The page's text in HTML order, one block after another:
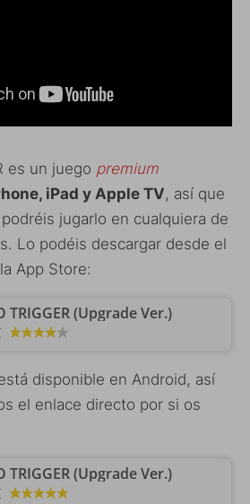
es un juego premium
iPad y Apple TV, así que
jugarlo en cualquiera de
Lo podéis descargar desde el
App Store:
TRIGGER (Upgrade Ver.)
disponible en Android, así
el enlace directo por si os
TRIGGER (Upgrade Ver.)